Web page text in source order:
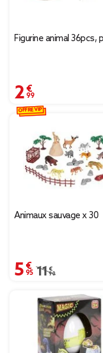
Figurine animal 36pcs,
2,99 €
Animaux sauvage x 30
5,95 €
Prix remisé de
11,90 €
OFFRE VIP